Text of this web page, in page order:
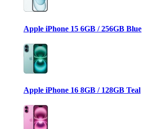
Apple iPhone 15 6GB / 256GB Blue
Apple iPhone 16 8GB / 128GB Teal